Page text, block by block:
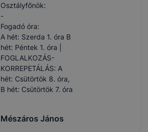
Osztályfőnök:
-
Fogadó óra:
A hét: Szerda 1. óra B
hét: Péntek 1. óra |
FOGLALKOZÁS-
KORREPETÁLÁS: A
hét: Csütörtök 8. óra,
B hét: Csütörtök 7. óra
Mészáros János